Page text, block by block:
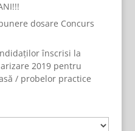
dosare Concurs
înscrisi la
2019 pentru
/ probelor practice